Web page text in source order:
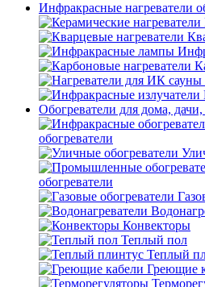
Инфракрасные нагреватели
Обогреватели для дома, дачи,
обогреватели
обогреватели
Конвекторы
Теплый пол
Теплый
Греющие